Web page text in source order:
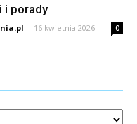
i porady
- 16 kwietnia 2026 0